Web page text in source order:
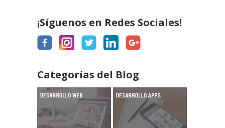
¡Síguenos en Redes Sociales!
Categorías del Blog